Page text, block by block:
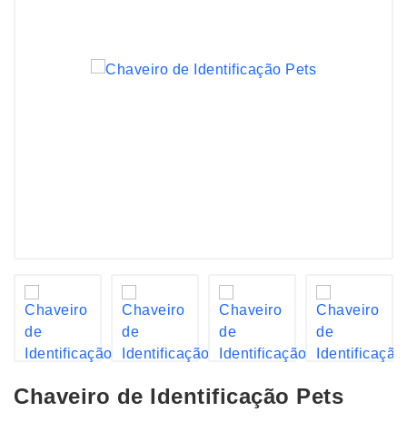
Chaveiro de Identificação Pets